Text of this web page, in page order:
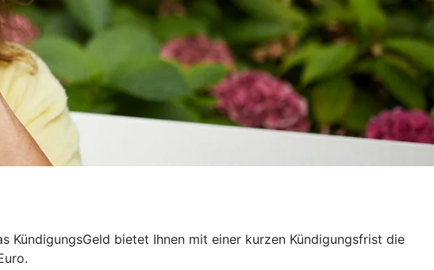
KündigungsGeld bietet Ihnen mit einer kurzen Kündigungsfrist die